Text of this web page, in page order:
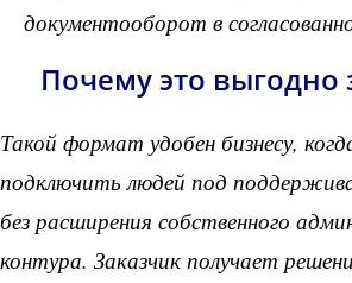
документооборот в
Почему это выгодно
Такой формат удобен бизнесу,
подключить людей под
без расширения собственного
контура. Заказчик получает